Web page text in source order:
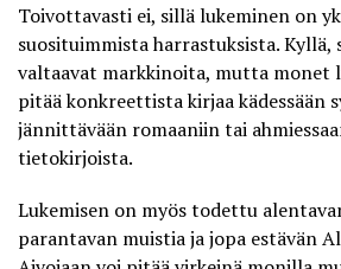
Toivottavasti ei, sillä lukeminen on
suosituimmista harrastuksista. Kyllä,
valtaavat markkinoita, mutta monet
pitää konkreettista kirjaa kädessään
jännittävään romaaniin tai
tietokirjoista.
Lukemisen on myös todettu
parantavan muistia ja jopa estävän